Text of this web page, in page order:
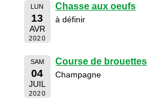
LUN
13
AVR
2020
Chasse aux oeufs
à définir
SAM
04
JUIL
2020
Course de brouettes
Champagne